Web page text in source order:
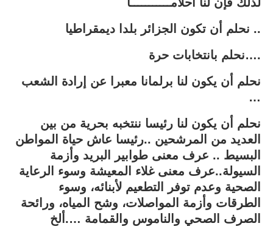
نحلم أن تكون الجزائر بلدا ديمقراطيا ..
نحلم بانتخابات حرة….
نحلم أن يكون لنا برلمانا معبرا عن إرادة الشعب
…
نحلم أن يكون لنا رئيسا ننتخبه بحرية من بين
العديد من المرشحين ..رئيسا عاش حياة المواطن
البسيط .. عرف معنى طوابير البريد وأزمة
السيولة..عرف معنى غلاء المعيشة وسوء الرعاية
الصحية وعدم توفر التطعيم لأبنائه، وسوء
الطرقات وأزمة المواصلات، وشح المياه، ورائحة
الصرف الصحي والناموس والقمامة ….ألخ